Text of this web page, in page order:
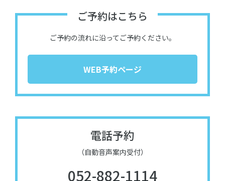
ご予約はこちら
ご予約の流れに沿ってご予約ください。
WEB予約ページ
電話予約
（自動音声案内受付）
052-882-1114